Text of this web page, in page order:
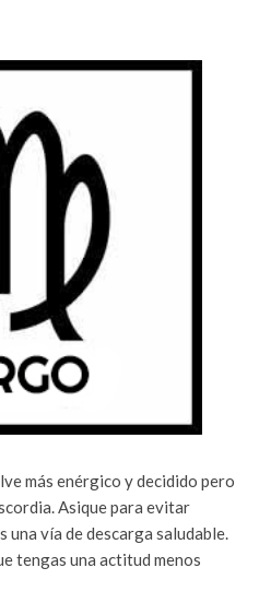
más enérgico y decidido pero
Asique para evitar
una vía de descarga saludable.
tengas una actitud menos